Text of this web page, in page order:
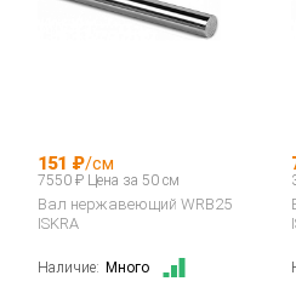
151 ₽/см
7550 ₽ Цена за 50 см
Вал нержавеющий WRB25
ISKRA
Наличие: Много